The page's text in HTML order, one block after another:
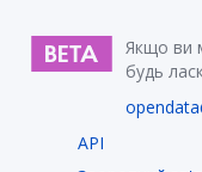
Якщо ви
будь
API